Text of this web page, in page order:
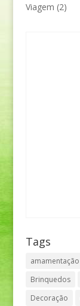
Viagem (2)
Tags
amamentação
Brinquedos
Decoração